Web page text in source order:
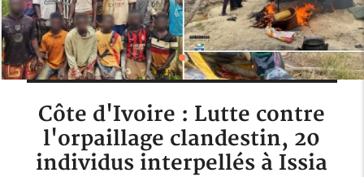
Côte d'Ivoire : Lutte contre
l'orpaillage clandestin, 20
individus interpellés à Issia